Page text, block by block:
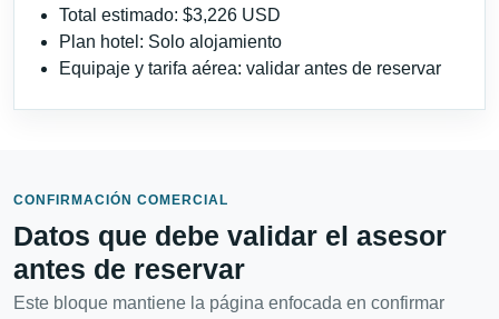
Total estimado: $3,226 USD
Plan hotel: Solo alojamiento
Equipaje y tarifa aérea: validar antes de reservar
CONFIRMACIÓN COMERCIAL
Datos que debe validar el asesor
antes de reservar
Este bloque mantiene la página enfocada en confirmar